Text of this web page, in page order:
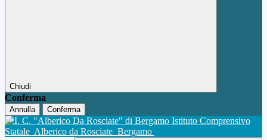
Chiudi
Conferma
Annulla Conferma
Istituto Comprensivo
Statale Alberico da Rosciate Bergamo